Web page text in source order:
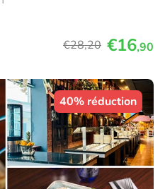
€28,20 €16,90
40% réduction